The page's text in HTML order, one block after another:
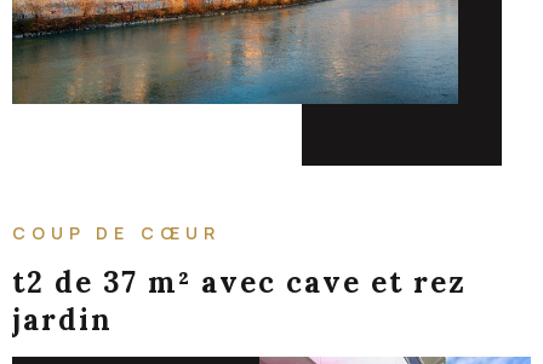
COUP DE CŒUR
t2 de 37 m² avec cave et rez
jardin